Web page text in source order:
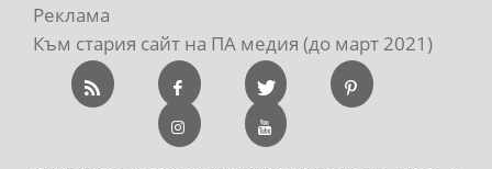
Реклама
Към стария сайт на ПА медия (до март 2021)